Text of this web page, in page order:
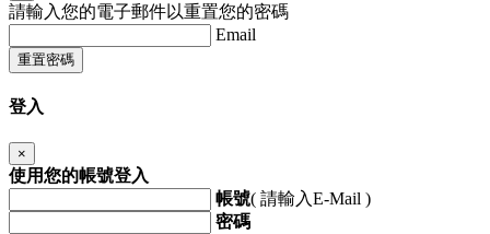
請輸入您的電子郵件以重置您的密碼
Email
重置密碼
登入
×
使用您的帳號登入
帳號( 請輸入E-Mail )
密碼